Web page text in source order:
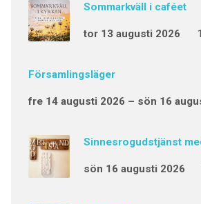
Sommarkväll i caféet
tor 13 augusti 2026
Församlingsläger
fre 14 augusti 2026 – sön 16
Sinnesrogudstjänst
sön 16 augusti 2026